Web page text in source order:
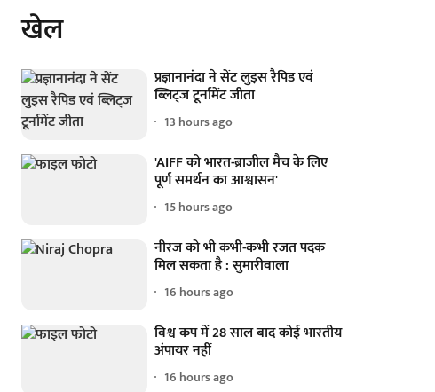
खेल
प्रज्ञानानंदा ने सेंट लुइस रैपिड एवं
ब्लिट्ज टूर्नामेंट जीता
13 hours ago
'AIFF को भारत-ब्राजील मैच के लिए
पूर्ण समर्थन का आश्वासन'
15 hours ago
नीरज को भी कभी-कभी रजत पदक
मिल सकता है : सुमारीवाला
16 hours ago
विश्व कप में 28 साल बाद कोई भारतीय
अंपायर नहीं
16 hours ago